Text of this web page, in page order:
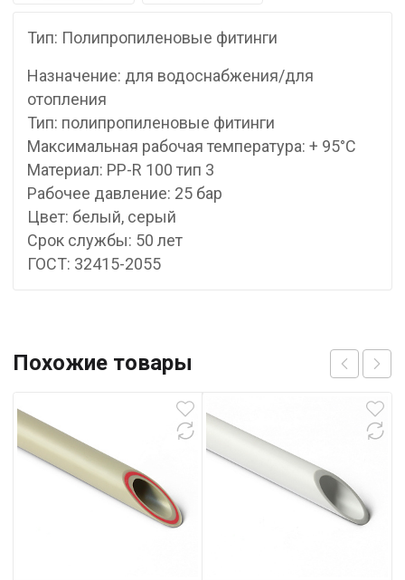
Тип: Полипропиленовые фитинги
Назначение: для водоснабжения/для
отопления
Тип: полипропиленовые фитинги
Максимальная рабочая температура: + 95°С
Материал: PP-R 100 тип 3
Рабочее давление: 25 бар
Цвет: белый, серый
Срок службы: 50 лет
ГОСТ: 32415-2055
Похожие товары